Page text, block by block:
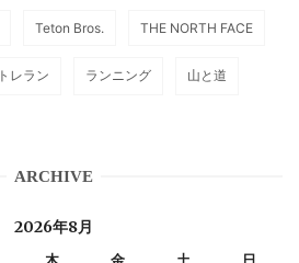
Teton Bros. THE NORTH FACE
トレラン ランニング 山と道
ARCHIVE
2026年8月